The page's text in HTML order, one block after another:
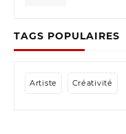
TAGS POPULAIRES
Artiste Créativité